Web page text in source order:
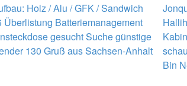
Holz / Alu / GFK / Sandwich
Überlistung Batteriemanagement
gesuchtSuche günstige
130 Gruß aus Sachsen-Anhalt
Bin